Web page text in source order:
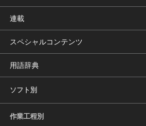
連載
スペシャルコンテンツ
用語辞典
ソフト別
作業工程別